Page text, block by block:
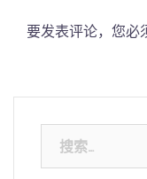
要发表评论，您必
索：